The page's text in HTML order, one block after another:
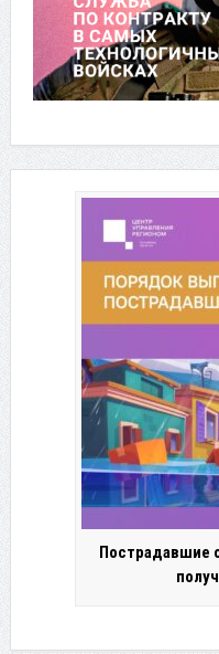
Пострадавшие